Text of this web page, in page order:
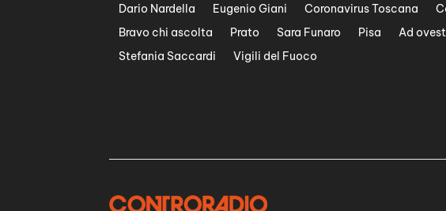
Dario Nardella
Eugenio Giani Coronavirus Toscana
Bravo chi ascolta
Prato Sara Funaro Pisa Ad
Stefania Saccardi
Vigili del Fuoco